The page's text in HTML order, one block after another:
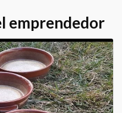
emprendedor